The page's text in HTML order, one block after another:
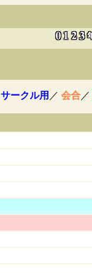
サークル用 ／ 会合／